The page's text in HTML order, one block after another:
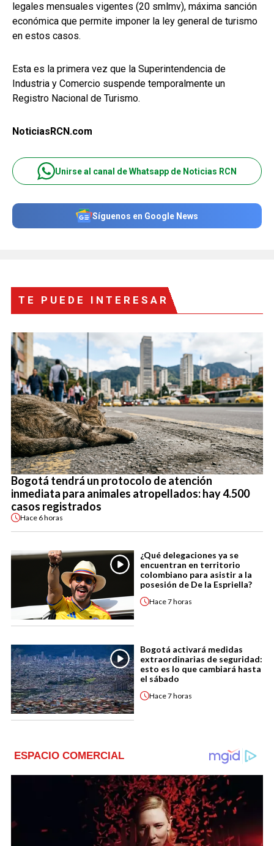
legales mensuales vigentes (20 smlmv), máxima sanción
económica que permite imponer la ley general de turismo
en estos casos.
Esta es la primera vez que la Superintendencia de
Industria y Comercio suspende temporalmente un
Registro Nacional de Turismo.
NoticiasRCN.com
Unirse al canal de Whatsapp de Noticias RCN
Síguenos en Google News
TE PUEDE INTERESAR
Bogotá tendrá un protocolo de atención
inmediata para animales atropellados: hay 4.500
casos registrados
Hace 6 horas
¿Qué delegaciones ya se
encuentran en territorio
colombiano para asistir a la
posesión de De la Espriella?
Hace7 horas
Bogotá activará medidas
extraordinarias de seguridad:
esto es lo que cambiará hasta
el sábado
Hace7 horas